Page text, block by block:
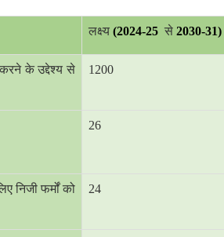
लक्ष्य (2024-25 से 2030-31)
के उद्देश्य से
1200
26
निजी फर्मों को
24